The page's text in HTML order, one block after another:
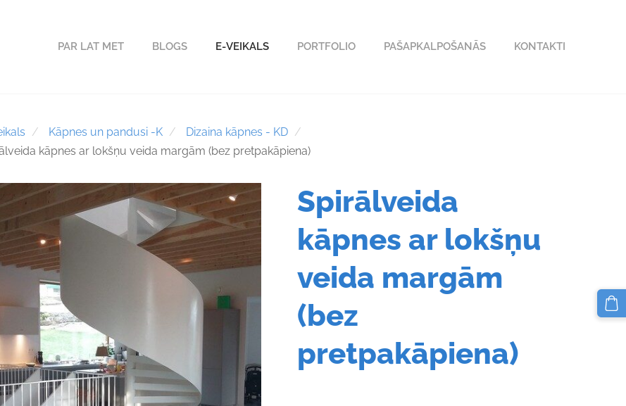
PAR LAT MET BLOGS E-VEIKALS PORTFOLIO PAŠAPKALPOŠANĀS KONTAKTI
Kāpnes un pandusi -K
Dizaina kāpnes - KD
kāpnes ar lokšņu veida margām (bez pretpakāpiena)
Spirālveida
kāpnes ar lokšņu
veida margām
(bez
pretpakāpiena)